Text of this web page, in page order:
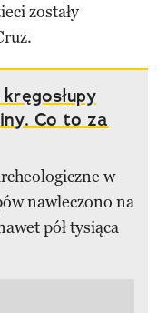
zostały
Co to za
w
nawleczono na
pół tysiąca